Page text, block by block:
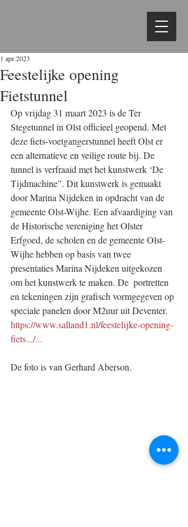
Feestelijke opening
Fietstunnel
1 apr 2023
Op vrijdag 31 maart 2023 is de Ter
Stegetunnel in Olst officieel geopend. Met
deze fiets-voetgangerstunnel heeft Olst er
een alternatieve en veilige route bij. De
tunnel is verfraaid met het kunstwerk ‘De
Tijdmachine”. Dit kunstwerk is gemaakt
door Marina Nijdeken in opdracht van de
gemeente Olst-Wijhe. Een afvaardiging van
de Historische vereniging het Olster
Erfgoed, de scholen en de gemeente Olst-
Wijhe hebben op basis van twee
presentaties Marina Nijdeken uitgekozen
om het kunstwerk te maken. De  portretten
en tekeningen zijn grafisch vormgegeven op
speciale panelen door M2uur uit Deventer.
https://www.salland1.nl/feestelijke-opening-
fiets.../...
De foto is van Gerhard Aberson.